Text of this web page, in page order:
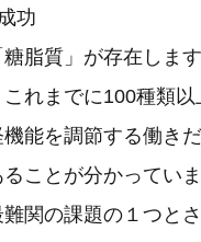
功
脂質」が存在しま
れまでに100種類
能を調節する働き
ことが分かってい
関の課題の１つと